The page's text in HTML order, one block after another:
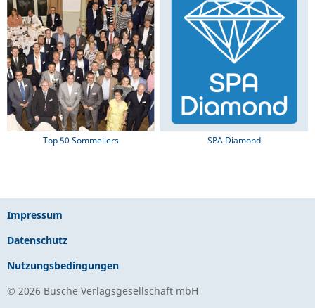
Top 50 Sommeliers SPA Diamond
Impressum
Datenschutz
Nutzungsbedingungen
© 2026 Busche Verlagsgesellschaft mbH